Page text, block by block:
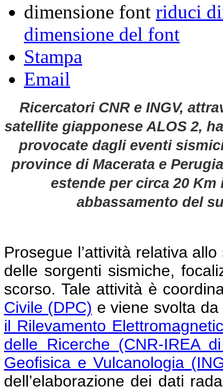
dimensione font riduci
dimensione del font
Stampa
Email
Ricercatori CNR e INGV,
satellite giapponese ALOS 2,
provocate dagli eventi
province di Macerata e
estende per circa 20
abbassamento del
Prosegue l’attività relativa
delle sorgenti sismiche,
scorso. Tale attività è
Civile (DPC) e viene svolta
il Rilevamento
delle Ricerche (CNR-IREA
Geofisica e Vulcanologia
dell’elaborazione dei dati